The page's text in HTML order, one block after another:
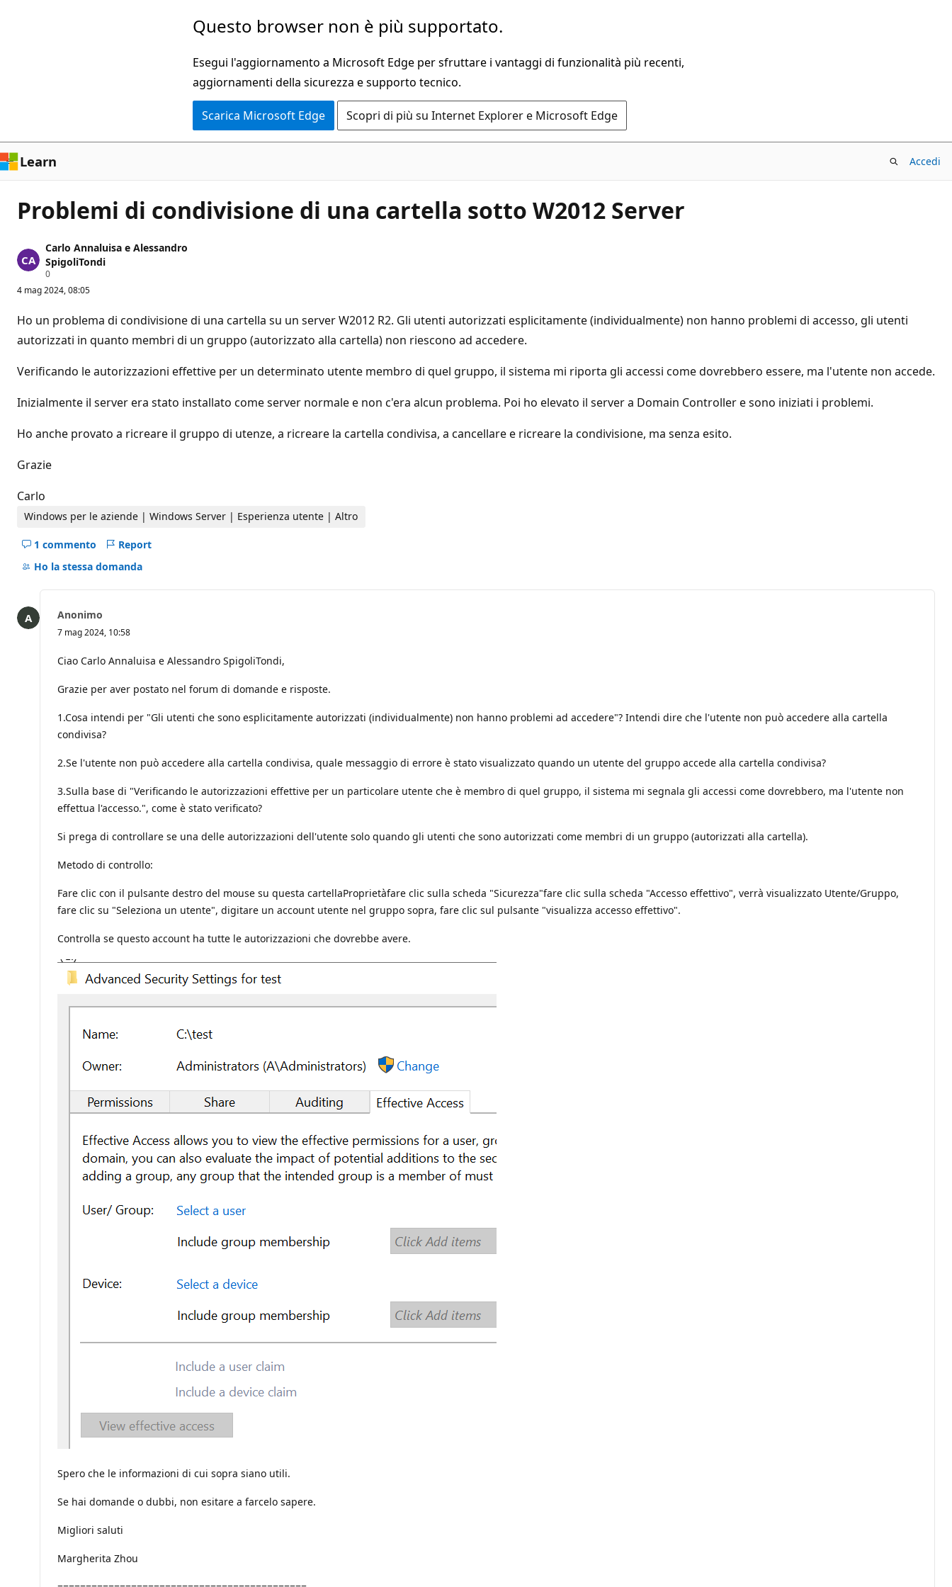
Questo browser non è più supportato.
Esegui l'aggiornamento a Microsoft Edge per sfruttare i vantaggi di funzionalità più recenti,
aggiornamenti della sicurezza e supporto tecnico.
Scarica Microsoft Edge Scopri di più su Internet Explorer e Microsoft Edge
Learn Accedi
Problemi di condivisione di una cartella sotto W2012 Server
Carlo Annaluisa e Alessandro
SpigoliTondi
0P
n
d
i
r
p
u
a
o
4 mag 2024, 08:05
Ho un problema di condivisione di una cartella su un server W2012 R2. Gli utenti autorizzati esplicitamente (individualmente) non hanno problemi di accesso, gli utenti
autorizzati in quanto membri di un gruppo (autorizzato alla cartella) non riescono ad accedere.
Verificando le autorizzazioni effettive per un determinato utente membro di quel gruppo, il sistema mi riporta gli accessi come dovrebbero essere, ma l'utente non accede.
Inizialmente il server era stato installato come server normale e non c'era alcun problema. Poi ho elevato il server a Domain Controller e sono iniziati i problemi.
Ho anche provato a ricreare il gruppo di utenze, a ricreare la cartella condivisa, a cancellare e ricreare la condivisione, ma senza esito.
Grazie
Carlo
Windows per le aziende | Windows Server | Esperienza utente | Altro
1 commento
Nascondi
i
questo
Report
Ho la stessa domanda
Anonimo
7 mag 2024, 10:58
Ciao Carlo Annaluisa e Alessandro SpigoliTondi,
Grazie per aver postato nel forum di domande e risposte.
1.Cosa intendi per "Gli utenti che sono esplicitamente autorizzati (individualmente) non hanno problemi ad accedere"? Intendi dire che l'utente non può accedere alla cartella
condivisa?
2.Se l'utente non può accedere alla cartella condivisa, quale messaggio di errore è stato visualizzato quando un utente del gruppo accede alla cartella condivisa?
3.Sulla base di "Verificando le autorizzazioni effettive per un particolare utente che è membro di quel gruppo, il sistema mi segnala gli accessi come dovrebbero, ma l'utente non
effettua l'accesso.", come è stato verificato?
Si prega di controllare se una delle autorizzazioni dell'utente solo quando gli utenti che sono autorizzati come membri di un gruppo (autorizzati alla cartella).
Metodo di controllo:
Fare clic con il pulsante destro del mouse su questa cartellaProprietàfare clic sulla scheda "Sicurezza"fare clic sulla scheda "Accesso effettivo", verrà visualizzato Utente/Gruppo,
fare clic su "Seleziona un utente", digitare un account utente nel gruppo sopra, fare clic sul pulsante "visualizza accesso effettivo".
Controlla se questo account ha tutte le autorizzazioni che dovrebbe avere.
Spero che le informazioni di cui sopra siano utili.
Se hai domande o dubbi, non esitare a farcelo sapere.
Migliori saluti
Margherita Zhou